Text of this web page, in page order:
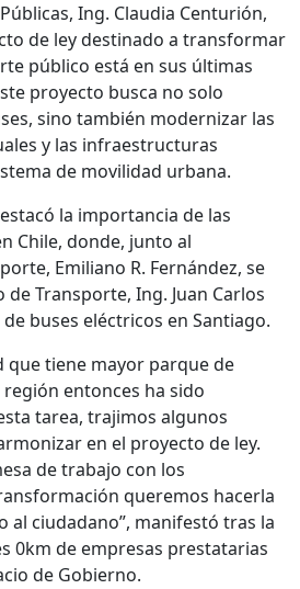
Ing. Claudia Centurión,
de ley destinado a transformar
público está en sus últimas
proyecto busca no solo
sino también modernizar las
y las infraestructuras
de movilidad urbana.
la importancia de las
Chile, donde, junto al
Emiliano R. Fernández, se
Transporte, Ing. Juan Carlos
buses eléctricos en Santiago.
que tiene mayor parque de
entonces ha sido
tarea, trajimos algunos
en el proyecto de ley.
de trabajo con los
queremos hacerla
al ciudadano”, manifestó tras la
0km de empresas prestatarias
de Gobierno.